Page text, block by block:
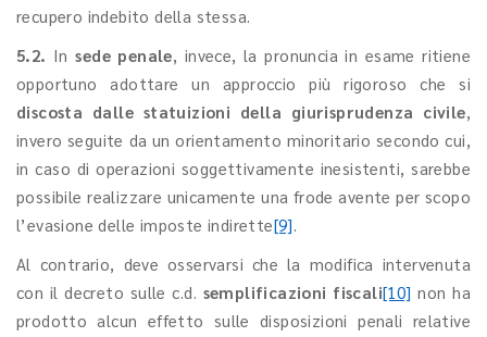
recupero indebito della stessa.
5.2. Insede penale, invece, la pronuncia in esame ritiene
opportuno adottare un approccio più rigoroso che si
discosta dalle statuizioni della giurisprudenza civile,
invero seguite da un orientamento minoritario secondo cui,
in caso di operazioni soggettivamente inesistenti, sarebbe
possibile realizzare unicamente una frode avente per scopo
l’evasione delle imposte indirette[9].
Al contrario, deve osservarsi che la modifica intervenuta
con il decreto sulle c.d. semplificazioni fiscali[10] non ha
prodotto alcun effetto sulle disposizioni penali relative